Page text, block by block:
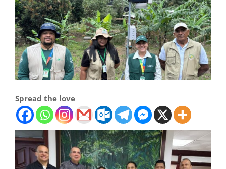
Spread the love